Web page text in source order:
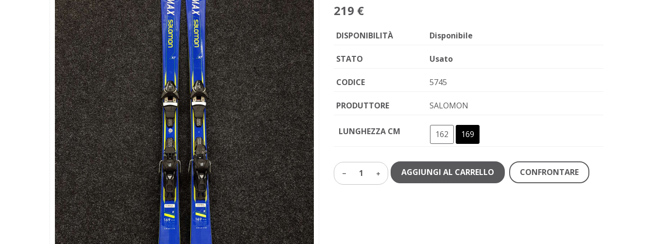
219 €
DISPONIBILITÀ Disponibile
STATO Usato
CODICE 5745
PRODUTTORE SALOMON
LUNGHEZZA CM 162 169
1 AGGIUNGI AL CARRELLO CONFRONTARE